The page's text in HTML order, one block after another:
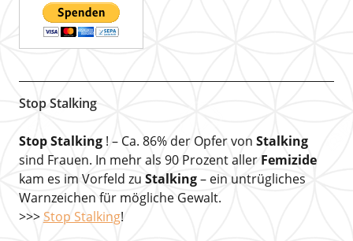
Stop Stalking
Stop Stalking! – Ca. 86% der Opfer von Stalking
sind Frauen. In mehr als 90 Prozent aller Femizide
kam es im Vorfeld zu Stalking– ein untrügliches
Warnzeichen für mögliche Gewalt.
>>>Stop Stalking!